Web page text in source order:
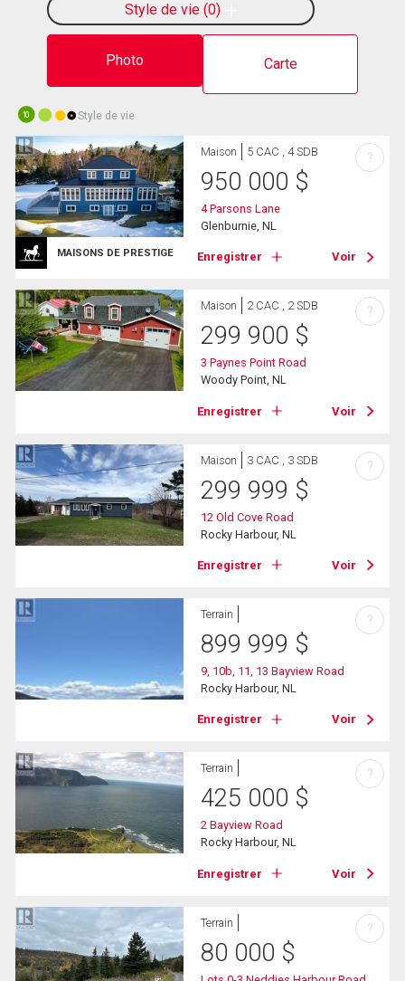
Photo Carte
Style de vie 0
10 Style de vie
MAISONS DE PRESTIGE
Maison 5 CAC , 4 SDB
950 000 $
4 Parsons Lane
Glenburnie, NL
Enregistrer Voir
?
Maison 2 CAC , 2 SDB
299 900 $
3 Paynes Point Road
Woody Point, NL
Enregistrer Voir
?
Maison 3 CAC , 3 SDB
299 999 $
12 Old Cove Road
Rocky Harbour, NL
Enregistrer Voir
?
Terrain
899 999 $
9, 10b, 11, 13 Bayview Road
Rocky Harbour, NL
Enregistrer Voir
?
Terrain
425 000 $
2 Bayview Road
Rocky Harbour, NL
Enregistrer Voir
?
Terrain
80 000 $
?